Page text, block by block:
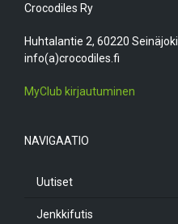
Crocodiles Ry
Huhtalantie 2, 60220 Seinäjoki
info(a)crocodiles.fi
MyClub kirjautuminen
NAVIGAATIO
Uutiset
Jenkkifutis